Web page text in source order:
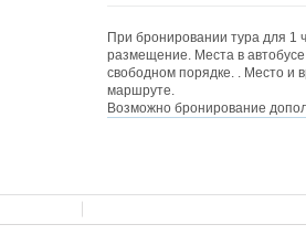
При бронировании тура для 1
размещение. Места в
свободном порядке. . Место и
маршруте.
Возможно бронирование